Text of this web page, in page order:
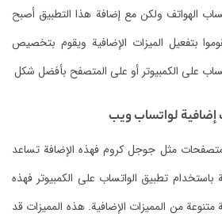
الهواتف ولكن مع إضافة هذا التطبيق أصبح
بتفعيل الميزات الإضافية ويقوم بتخصيص
على الكمبيوتر أو على المتصفح بأفضل شكل
إضافية لواتساب ويب
مثل جوجل كروم فهذه الإضافة تساعد
تطبيق الواتساب على الكمبيوتر فهذه
من المميزات الإضافية. هذه المميزات قد